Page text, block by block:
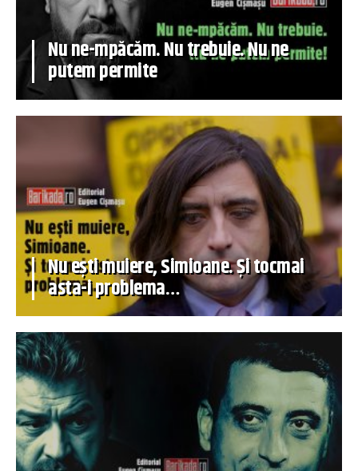
Nu ne-mpăcăm. Nu trebuie. Nu ne
putem permite
Nu ești muiere, Simioane. Și tocmai
asta-i problema…